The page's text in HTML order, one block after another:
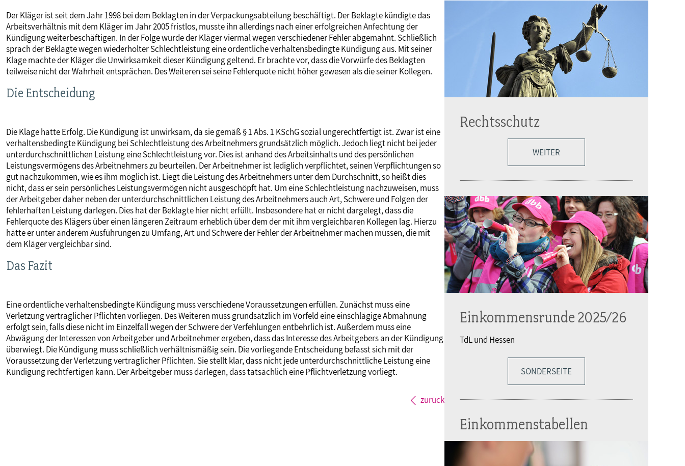
Jugend
Senioren
Beihilfe
Rechtsprechung
Rechtsprechung
Europa
MITGLIEDSCHAFT & SERVICE
Verlag
Der Kläger ist seit dem Jahr 1998 bei dem Beklagten in der Verpackungsabteilung beschäftigt. Der Beklagte kündigte das
Arbeitsverhältnis mit dem Kläger im Jahr 2005 fristlos, musste ihn allerdings nach einer erfolgreichen Anfechtung der
Kündigung weiterbeschäftigen. In der Folge wurde der Kläger viermal wegen verschiedener Fehler abgemahnt. Schließlich
sprach der Beklagte wegen wiederholter Schlechtleistung eine ordentliche verhaltensbedingte Kündigung aus. Mit seiner
Klage machte der Kläger die Unwirksamkeit dieser Kündigung geltend. Er brachte vor, dass die Vorwürfe des Beklagten
teilweise nicht der Wahrheit entsprächen. Des Weiteren sei seine Fehlerquote nicht höher gewesen als die seiner Kollegen.
Die Entscheidung
Die Klage hatte Erfolg. Die Kündigung ist unwirksam, da sie gemäß § 1 Abs. 1 KSchG sozial ungerechtfertigt ist. Zwar ist eine
verhaltensbedingte Kündigung bei Schlechtleistung des Arbeitnehmers grundsätzlich möglich. Jedoch liegt nicht bei jeder
unterdurchschnittlichen Leistung eine Schlechtleistung vor. Dies ist anhand des Arbeitsinhalts und des persönlichen
Leistungsvermögens des Arbeitnehmers zu beurteilen. Der Arbeitnehmer ist lediglich verpflichtet, seinen Verpflichtungen so
gut nachzukommen, wie es ihm möglich ist. Liegt die Leistung des Arbeitnehmers unter dem Durchschnitt, so heißt dies
nicht, dass er sein persönliches Leistungsvermögen nicht ausgeschöpft hat. Um eine Schlechtleistung nachzuweisen, muss
der Arbeitgeber daher neben der unterdurchschnittlichen Leistung des Arbeitnehmers auch Art, Schwere und Folgen der
fehlerhaften Leistung darlegen. Dies hat der Beklagte hier nicht erfüllt. Insbesondere hat er nicht dargelegt, dass die
Fehlerquote des Klägers über einen längeren Zeitraum erheblich über dem der mit ihm vergleichbaren Kollegen lag. Hierzu
hätte er unter anderem Ausführungen zu Umfang, Art und Schwere der Fehler der Arbeitnehmer machen müssen, die mit
dem Kläger vergleichbar sind.
Das Fazit
Eine ordentliche verhaltensbedingte Kündigung muss verschiedene Voraussetzungen erfüllen. Zunächst muss eine
Verletzung vertraglicher Pflichten vorliegen. Des Weiteren muss grundsätzlich im Vorfeld eine einschlägige Abmahnung
erfolgt sein, falls diese nicht im Einzelfall wegen der Schwere der Verfehlungen entbehrlich ist. Außerdem muss eine
Abwägung der Interessen von Arbeitgeber und Arbeitnehmer ergeben, dass das Interesse des Arbeitgebers an der Kündigung
überwiegt. Die Kündigung muss schließlich verhältnismäßig sein. Die vorliegende Entscheidung befasst sich mit der
Voraussetzung der Verletzung vertraglicher Pflichten. Sie stellt klar, dass nicht jede unterdurchschnittliche Leistung eine
Kündigung rechtfertigen kann. Der Arbeitgeber muss darlegen, dass tatsächlich eine Pflichtverletzung vorliegt.
zurück
Rechtsschutz
WEITER
Einkommensrunde 2025/26
TdL und Hessen
SONDERSEITE
Einkommenstabellen